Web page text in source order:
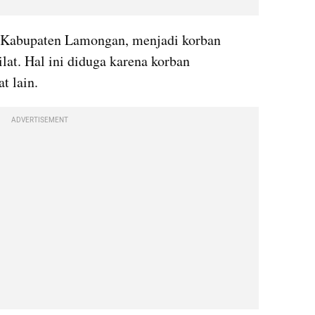
Lamongan, menjadi korban
Hal ini diduga karena korban
lain.
ADVERTISEMENT